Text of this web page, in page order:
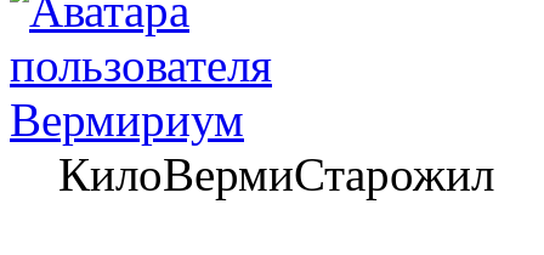
Вермириум
КилоВермиСтарожил